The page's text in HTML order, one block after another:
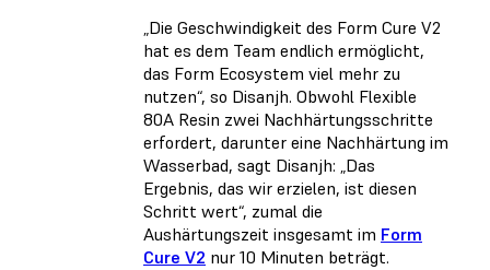
„Die Geschwindigkeit des Form Cure V2
hat es dem Team endlich ermöglicht,
das Form Ecosystem viel mehr zu
nutzen“, so Disanjh. Obwohl Flexible
80A Resin zwei Nachhärtungsschritte
erfordert, darunter eine Nachhärtung im
Wasserbad, sagt Disanjh: „Das
Ergebnis, das wir erzielen, ist diesen
Schritt wert“, zumal die
Aushärtungszeit insgesamt im Form
Cure V2 nur 10 Minuten beträgt.